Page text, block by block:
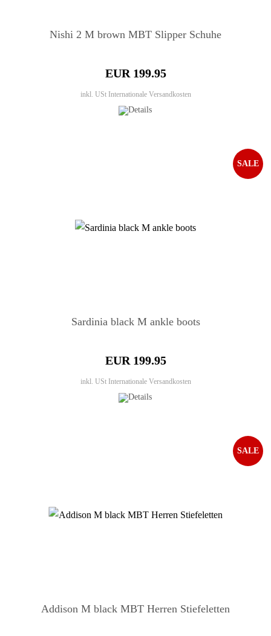
Nishi 2 M brown MBT Slipper Schuhe
EUR 199.95
inkl. USt Internationale Versandkosten
Sardinia black M ankle boots
EUR 199.95
inkl. USt Internationale Versandkosten
SALE
Addison M black MBT Herren Stiefeletten
SALE